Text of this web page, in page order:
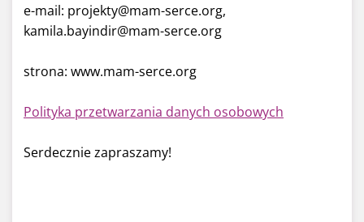
e-mail: projekty@mam-serce.org,
kamila.bayindir@mam-serce.org
strona: www.mam-serce.org
Polityka przetwarzania danych osobowych
Serdecznie zapraszamy!